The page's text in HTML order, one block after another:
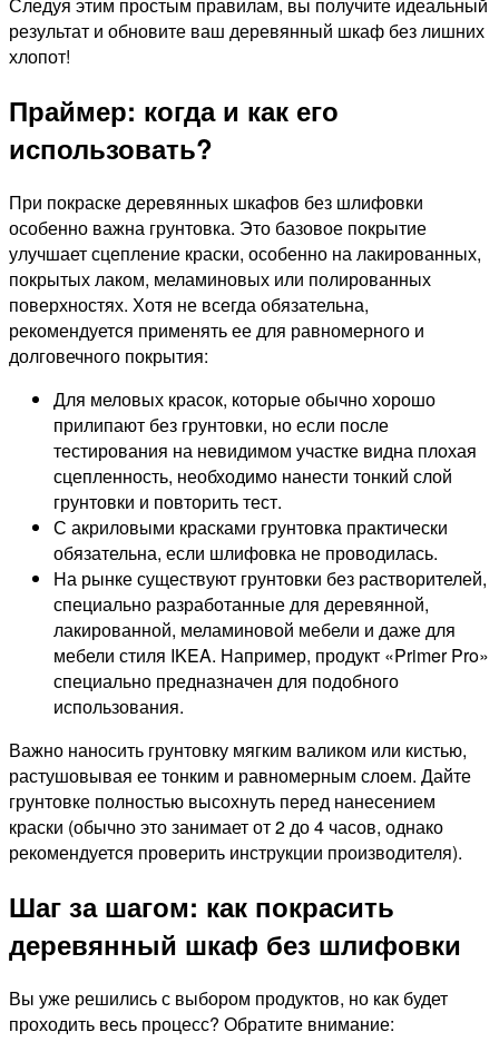
результат и обновите ваш деревянный шкаф без лишних
хлопот!
Праймер: когда и как его
использовать?
При покраске деревянных шкафов без шлифовки
особенно важна грунтовка. Это базовое покрытие
улучшает сцепление краски, особенно на лакированных,
покрытых лаком, меламиновых или полированных
поверхностях. Хотя не всегда обязательна,
рекомендуется применять ее для равномерного и
долговечного покрытия:
Для меловых красок, которые обычно хорошо
прилипают без грунтовки, но если после
тестирования на невидимом участке видна плохая
сцепленность, необходимо нанести тонкий слой
грунтовки и повторить тест.
С акриловыми красками грунтовка практически
обязательна, если шлифовка не проводилась.
На рынке существуют грунтовки без растворителей,
специально разработанные для деревянной,
лакированной, меламиновой мебели и даже для
мебели стиля IKEA. Например, продукт «Primer Pro»
специально предназначен для подобного
использования.
Важно наносить грунтовку мягким валиком или кистью,
растушовывая ее тонким и равномерным слоем. Дайте
грунтовке полностью высохнуть перед нанесением
краски (обычно это занимает от 2 до 4 часов, однако
рекомендуется проверить инструкции производителя).
Шаг за шагом: как покрасить
деревянный шкаф без шлифовки
Вы уже решились с выбором продуктов, но как будет
проходить весь процесс? Обратите внимание: